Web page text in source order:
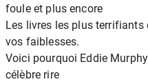
foule et plus encore
Les livres les plus
vos faiblesses.
Voici pourquoi Eddie
célèbre rire